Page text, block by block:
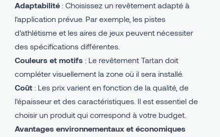
Adaptabilité : Choisissez un revêtement adapté à
l'application prévue. Par exemple, les pistes
d'athlétisme et les aires de jeux peuvent nécessiter
des spécifications différentes.
Couleurs et motifs : Le revêtement Tartan doit
compléter visuellement la zone où il sera installé.
Coût : Les prix varient en fonction de la qualité, de
l'épaisseur et des caractéristiques. Il est essentiel de
choisir un produit qui correspond à votre budget.
Avantages environnementaux et économiques